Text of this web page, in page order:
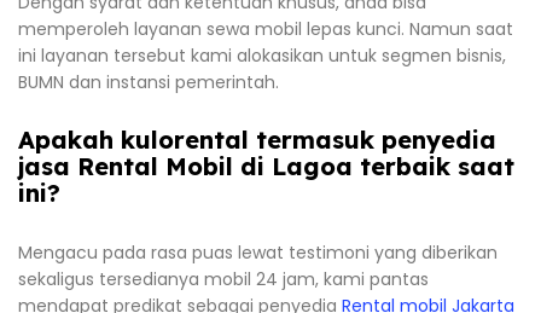
memperoleh layanan sewa mobil lepas kunci. Namun saat
ini layanan tersebut kami alokasikan untuk segmen bisnis,
BUMN dan instansi pemerintah.
Apakah kulorental termasuk penyedia
jasa Rental Mobil di Lagoa terbaik saat
ini?
Mengacu pada rasa puas lewat testimoni yang diberikan
sekaligus tersedianya mobil 24 jam, kami pantas
mendapat predikat sebagai penyedia Rental mobil Jakarta